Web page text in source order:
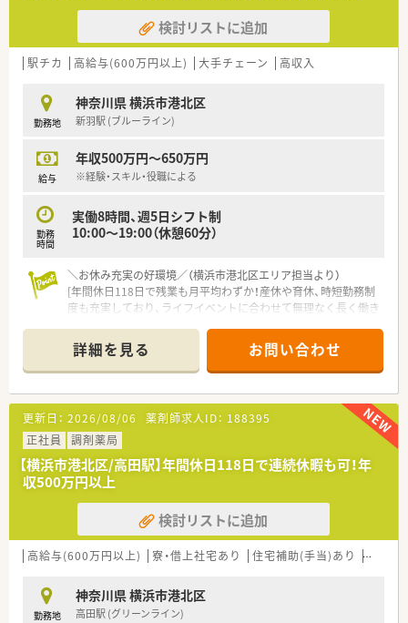
【法人特徴について】
■首都圏を中心に店舗展開を行っており安定した経営基盤と充
実した福利厚生制度を備えている大手企業です。
■研修制度が充実しており調剤手技や機器操作などの実践的な
■産休や育休の取得実績が豊富であり復帰後の時短勤務制度な
どライフステージの変化に柔軟に対応しています。
■年収はこれまでの経験やスキルを考慮し500万円から550万円
前後を想定した正社員の募集案件です。
マなどはなく調剤業務に専念できる環境です。
■薬剤師手当などの各種手当が充実しており自宅から90分以上
の場合は手厚い住宅補助制度が利用可能です。
【勤務実態について】
■残業時間は全社平均で月に5時間から15時間程度と少なく1分
単位で計算支給されるため安心の環境です。
続休暇制度などお休みの取りやすい職場です。
■常時4名から5名の薬剤師と事務員3名が在籍しており協力し
合いながら業務を進められるゆとりがあります。
検討リストに追加
駅チカ 高給与(600万円以上) 大手チェーン 高収入
勤務地
神奈川県 横浜市港北区
新羽駅 (ブルーライン)
給与
年収500万円～650万円
※経験・スキル・役職による
勤務
時間
実働8時間、週5日シフト制
10:00～19:00（休憩60分）
＼お休み充実の好環境／（横浜市港北区エリア担当より）
[年間休日118日で残業も月平均わずか！産休や育休、時短勤務制
度も充実しており、ライフイベントに合わせて無理なく長く働き
＊------------------------------------------＊
【店舗情報と応需状況について】
■新羽駅から徒歩5分と通勤に非常に便利な立地で、1日に約70
枚の処方箋を応需しています。
■常勤薬剤師4名と事務員が在籍しており、ゆとりを持った人員
体制がしっかりと整っています。
■店舗によっては在宅業務に携わる可能性もあり、地域医療に貢
献できるやりがいのある環境です。
【こんな取り組みをしています】
■妊娠中の時短勤務や産前産後休暇など、女性が働きやすい環境
作りを積極的に推進しサポートしています。
■お子様が小学校3年生の学年末になるまで、1日5時間までの短
■年1回以上は5日以上の連続休暇を取得できる制度があり、取
得率も約98パーセントと非常に高いです。
詳細を見る お問い合わせ
更新日： 2026/08/06 薬剤師求人ID： 188395
正社員
調剤薬局
【横浜市港北区/高田駅】年間休日118日で連続休暇も可！年
収500万円以上
検討リストに追加
高給与(600万円以上) 寮・借上社宅あり 住宅補助(手当)あり 認定薬
勤務地
神奈川県 横浜市港北区
高田駅 (グリーンライン)